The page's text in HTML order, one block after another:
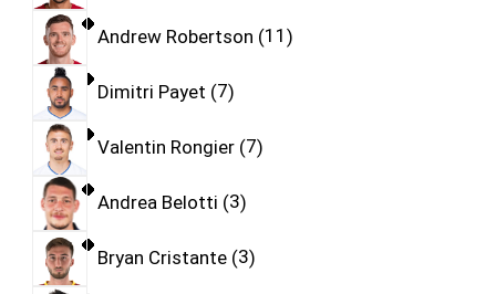
Andrew Robertson 11
Dimitri Payet 7
Valentin Rongier 7
Andrea Belotti 3
Bryan Cristante 3